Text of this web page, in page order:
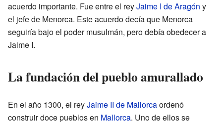
acuerdo importante. Fue entre el reyJaime I de Aragón y
el jefe de Menorca. Este acuerdo decía que Menorca
seguiría bajo el poder musulmán, pero debía obedecer a
Jaime I.
La fundación del pueblo amurallado
En el año 1300, el reyJaime II de Mallorcaordenó
construir doce pueblos en Mallorca. Uno de ellos se